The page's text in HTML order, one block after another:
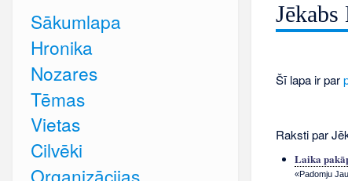
Jēkabs
Šī lapa ir par
Raksti par
Laika
«Padomju
Sākumlapa
Hronika
Nozares
Tēmas
Vietas
Cilvēki
Organizācijas